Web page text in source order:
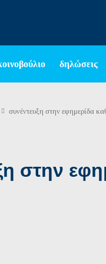
δηλώσεις
συνέντευξη στην εφημερίδα
στην